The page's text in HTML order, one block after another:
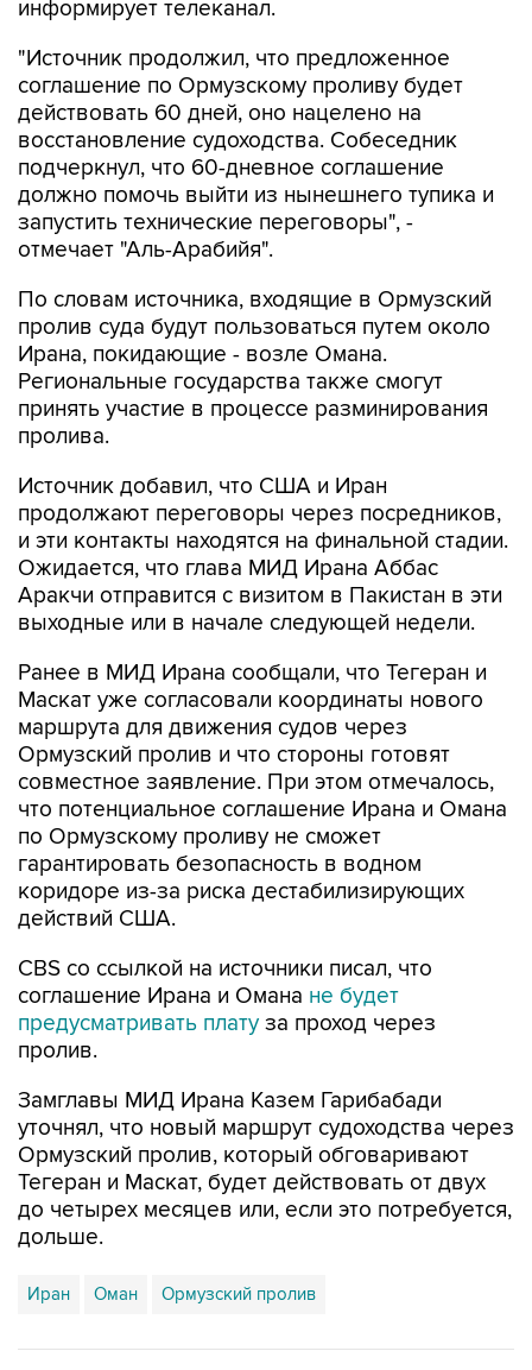
информирует телеканал.
"Источник продолжил, что предложенное
соглашение по Ормузскому проливу будет
действовать 60 дней, оно нацелено на
восстановление судоходства. Собеседник
подчеркнул, что 60-дневное соглашение
должно помочь выйти из нынешнего тупика и
запустить технические переговоры", -
отмечает "Аль-Арабийя".
По словам источника, входящие в Ормузский
пролив суда будут пользоваться путем около
Ирана, покидающие - возле Омана.
Региональные государства также смогут
принять участие в процессе разминирования
пролива.
Источник добавил, что США и Иран
продолжают переговоры через посредников,
и эти контакты находятся на финальной стадии.
Ожидается, что глава МИД Ирана Аббас
Аракчи отправится с визитом в Пакистан в эти
выходные или в начале следующей недели.
Ранее в МИД Ирана сообщали, что Тегеран и
Маскат уже согласовали координаты нового
маршрута для движения судов через
Ормузский пролив и что стороны готовят
совместное заявление. При этом отмечалось,
что потенциальное соглашение Ирана и Омана
по Ормузскому проливу не сможет
гарантировать безопасность в водном
коридоре из-за риска дестабилизирующих
действий США.
CBS со ссылкой на источники писал, что
соглашение Ирана и Омана не будет
предусматривать плату за проход через
пролив.
Замглавы МИД Ирана Казем Гарибабади
уточнял, что новый маршрут судоходства через
Ормузский пролив, который обговаривают
Тегеран и Маскат, будет действовать от двух
до четырех месяцев или, если это потребуется,
дольше.
Иран Оман Ормузский пролив